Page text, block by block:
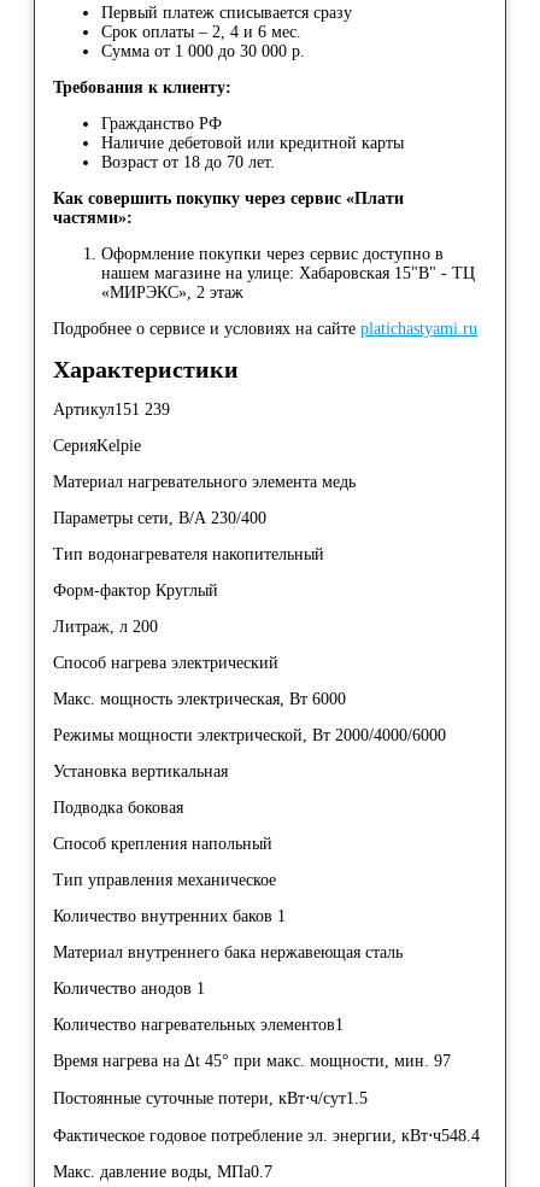
Первый платеж списывается сразу
Срок оплаты – 2, 4 и 6 мес.
Сумма от 1 000 до 30 000 р.
Требования к клиенту:
Гражданство РФ
Наличие дебетовой или кредитной карты
Возраст от 18 до 70 лет.
Как совершить покупку через сервис «Плати
частями»:
Оформление покупки через сервис доступно в
нашем магазине на улице: Хабаровская 15"В" - ТЦ
«МИРЭКС», 2 этаж
Подробнее о сервисе и условиях на сайте platichastyami.ru
Характеристики
Артикул151 239
СерияKelpie
Материал нагревательного элемента медь
Параметры сети, В/А 230/400
Тип водонагревателя накопительный
Форм-фактор Круглый
Литраж, л 200
Способ нагрева электрический
Макс. мощность электрическая, Вт 6000
Режимы мощности электрической, Вт 2000/4000/6000
Установка вертикальная
Подводка боковая
Способ крепления напольный
Тип управления механическое
Количество внутренних баков 1
Материал внутреннего бака нержавеющая сталь
Количество анодов 1
Количество нагревательных элементов1
Время нагрева на ∆t 45° при макс. мощности, мин. 97
Постоянные суточные потери, кВт⋅ч/сут1.5
Фактическое годовое потребление эл. энергии, кВт⋅ч548.4
Макс. давление воды, МПа0.7